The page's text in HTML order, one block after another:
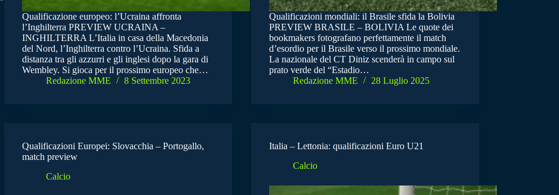
Qualificazione europeo: l’Ucraina affronta
l’Inghilterra PREVIEW UCRAINA –
INGHILTERRA L’Italia in casa della Macedonia
del Nord, l’Inghilterra contro l’Ucraina. Sfida a
distanza tra gli azzurri e gli inglesi dopo la gara di
Wembley. Si gioca per il prossimo europeo che…
Redazione MME
8 Settembre 2023
Qualificazioni mondiali: il Brasile sfida la Bolivia
PREVIEW BRASILE – BOLIVIA Le quote dei
bookmakers fotografano perfettamente il match
d’esordio per il Brasile verso il prossimo mondiale.
La nazionale del CT Diniz scenderà in campo sul
prato verde del “Estadio…
Redazione MME
28 Luglio 2025
Qualificazioni Europei: Slovacchia – Portogallo,
match preview
Calcio
Italia – Lettonia: qualificazioni Euro U21
Calcio